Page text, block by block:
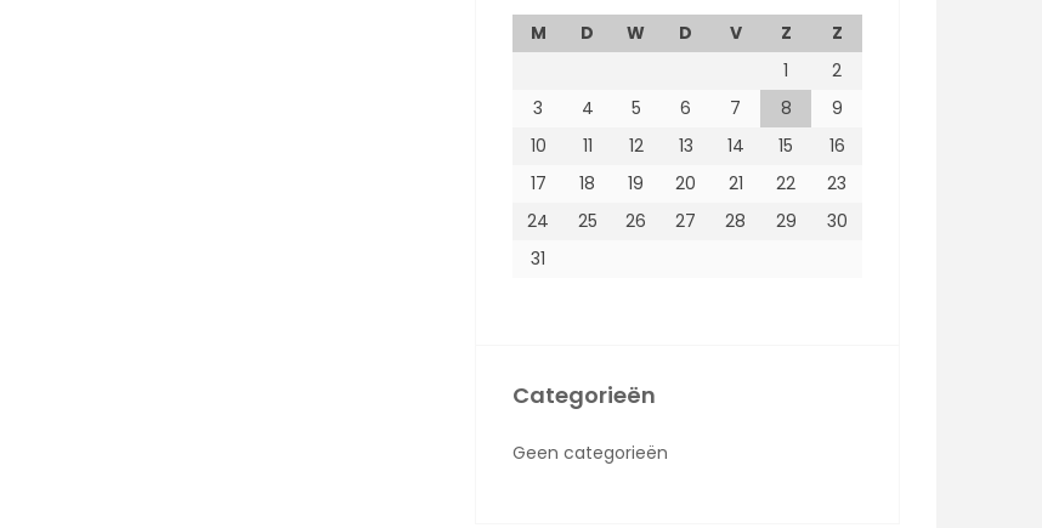
M D W D V Z
Z
1
2
3
4 5 6 7 8
9
10
11 12 13 14 15
16
17
18 19 20 21 22
23
24
25 26 27 28 29
30
31
Categorieën
Geen categorieën